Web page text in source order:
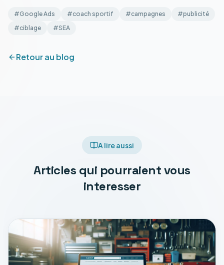
#Google Ads #coach sportif #campagnes #publicité
#ciblage #SEA
Retour au blog
A lire aussi
Articles qui pourraient vous
interesser